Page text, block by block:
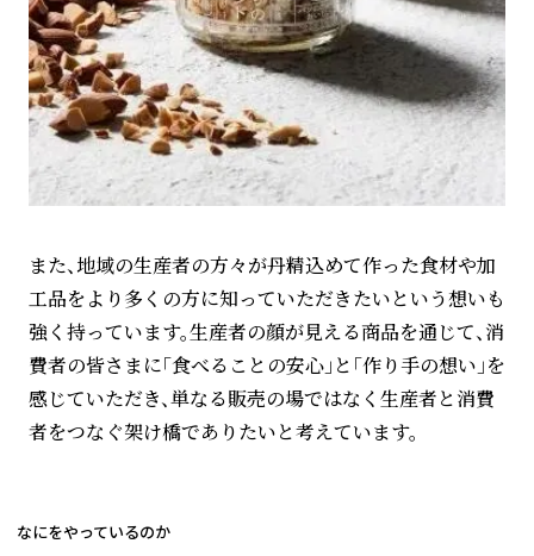
また、地域の生産者の方々が丹精込めて作った食材や加
工品をより多くの方に知っていただきたいという想いも
強く持っています。生産者の顔が見える商品を通じて、消
費者の皆さまに「食べることの安心」と「作り手の想い」を
感じていただき、単なる販売の場ではなく生産者と消費
者をつなぐ架け橋でありたいと考えています。
なにをやっているのか